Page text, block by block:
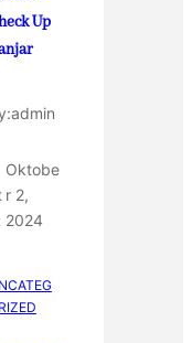
Up
admin
Oktobe
r 2,
2024